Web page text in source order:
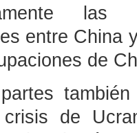
las
entre China
de
de